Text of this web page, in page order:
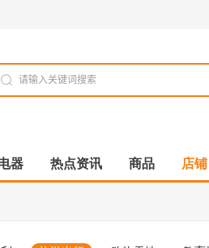
器 热点资讯 商品 店铺